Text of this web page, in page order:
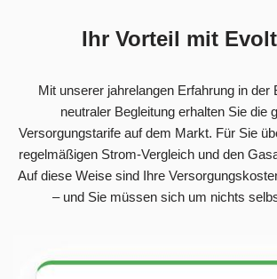
Ihr Vorteil mit
Mit unserer jahrelangen Erfahrung in der
neutraler Begleitung erhalten Sie die
Versorgungstarife auf dem Markt. Für Sie
regelmäßigen Strom-Vergleich und den
Auf diese Weise sind Ihre
– und Sie müssen sich um nichts